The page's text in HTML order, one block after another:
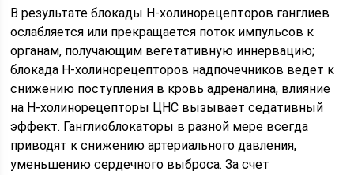
В результате блокады Н-холинорецепторов ганглиев
ослабляется или прекращается поток импульсов к
органам, получающим вегетативную иннервацию;
блокада Н-холинорецепторов надпочечников ведет к
снижению поступления в кровь адреналина, влияние
на Н-холинорецепторы ЦНС вызывает седативный
эффект. Ганглиоблокаторы в разной мере всегда
приводят к снижению артериального давления,
уменьшению сердечного выброса. За счет